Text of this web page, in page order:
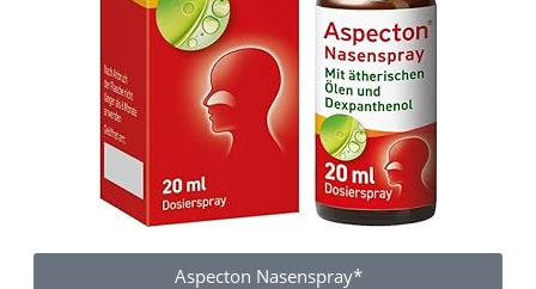
Aspecton Nasenspray*